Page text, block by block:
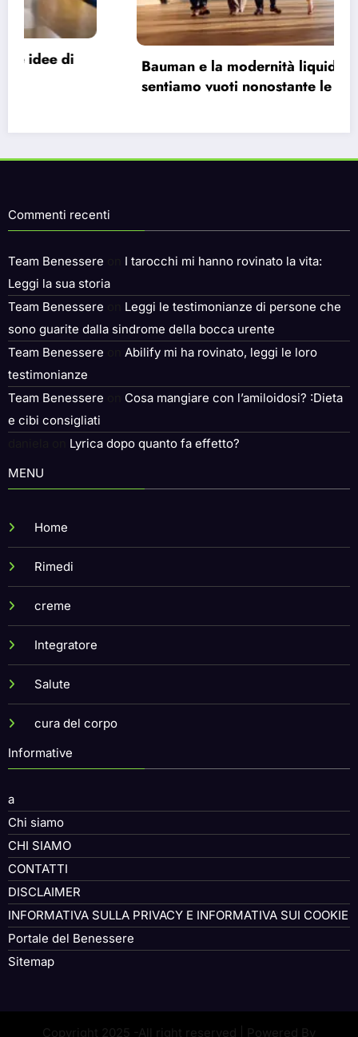
Bauman e la modernità liquida: perché ci
sentiamo vuoti nonostante le infinite
Commenti recenti
Team Benessere
I tarocchi mi hanno rovinato la vita:
Leggi la sua storia
Team Benessere
Leggi le testimonianze di persone che
sono guarite dalla sindrome della bocca urente
Team Benessere
Abilify mi ha rovinato, leggi le loro
testimonianze
Team Benessere
Cosa mangiare con l’amiloidosi? :Dieta
e cibi consigliati
Lyrica dopo quanto fa effetto?
MENU
Home
Rimedi
creme
Integratore
Salute
cura del corpo
Informative
a
Chi siamo
CHI SIAMO
CONTATTI
DISCLAIMER
INFORMATIVA SULLA PRIVACY E INFORMATIVA SUI COOKIE
Portale del Benessere
Sitemap
Copyright 2025 -All right reserved | Powered By